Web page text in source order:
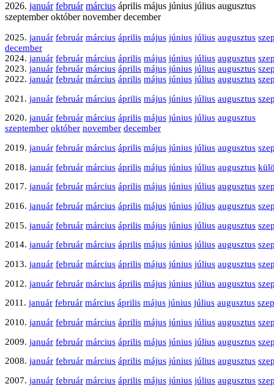
2026. január február március április május június július augusztus
szeptember október november december
2025. január február március április május június július augusztus
december
2024. január február március április május június július augusztus
2023. január február március április május június július augusztus
2022. január február március április május június július augusztus
2021. január február március április május június július augusztus
2020. január február március április május június július augusztus
szeptember október november december
2019. január február március április május június július augusztus
2018. január február március április május június július augusztus
2017. január február március április május június július augusztus
2016. január február március április május június július augusztus
2015. január február március április május június július augusztus
2014. január február március április május június július augusztus
2013. január február március április május június július augusztus
2012. január február március április május június július augusztus
2011. január február március április május június július augusztus
2010. január február március április május június július augusztus
2009. január február március április május június július augusztus
2008. január február március április május június július augusztus
2007. január február március április május június július augusztus